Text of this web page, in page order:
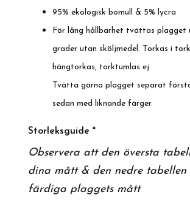
95% ekologisk bomull & 5% lycra
För lång hållbarhet tvättas plagget
grader utan sköljmedel. Torkas i
hängtorkas, torktumlas ej
Tvätta gärna plagget separat
sedan med liknande färger.
Storleksguide *
Observera att den översta
dina mått & den nedre tabellen
färdiga plaggets mått